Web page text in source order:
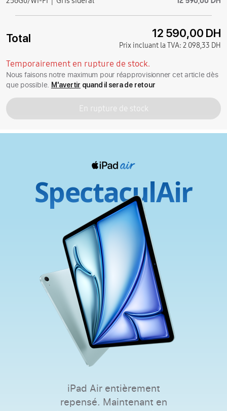
Total 12 590,00 DH
Prix incluant la TVA: 2 098,33 DH
Temporairement en rupture de stock.
Nous faisons notre maximum pour réapprovisionner cet article dès
que possible. M'avertir quand il sera de retour
En rupture de stock
SpectaculAir
iPad Air entièrement
repensé. Maintenant en